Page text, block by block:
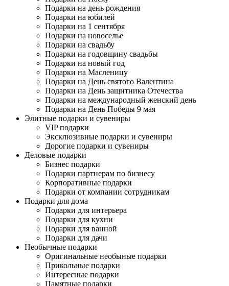
Подарки на день рождения
Подарки на юбилей
Подарки на 1 сентября
Подарки на новоселье
Подарки на свадьбу
Подарки на годовщину свадьбы
Подарки на новый год
Подарки на Масленицу
Подарки на День святого Валентина
Подарки на День защитника Отечества
Подарки на международный женский день
Подарки на День Победы 9 мая
Элитные подарки и сувениры
VIP подарки
Эксклюзивные подарки и сувениры
Дорогие подарки и сувениры
Деловые подарки
Бизнес подарки
Подарки партнерам по бизнесу
Корпоративные подарки
Подарки от компании сотрудникам
Подарки для дома
Подарки для интерьера
Подарки для кухни
Подарки для ванной
Подарки для дачи
Необычные подарки
Оригинальные необыные подарки
Прикольные подарки
Интересные подарки
Памятные подарки